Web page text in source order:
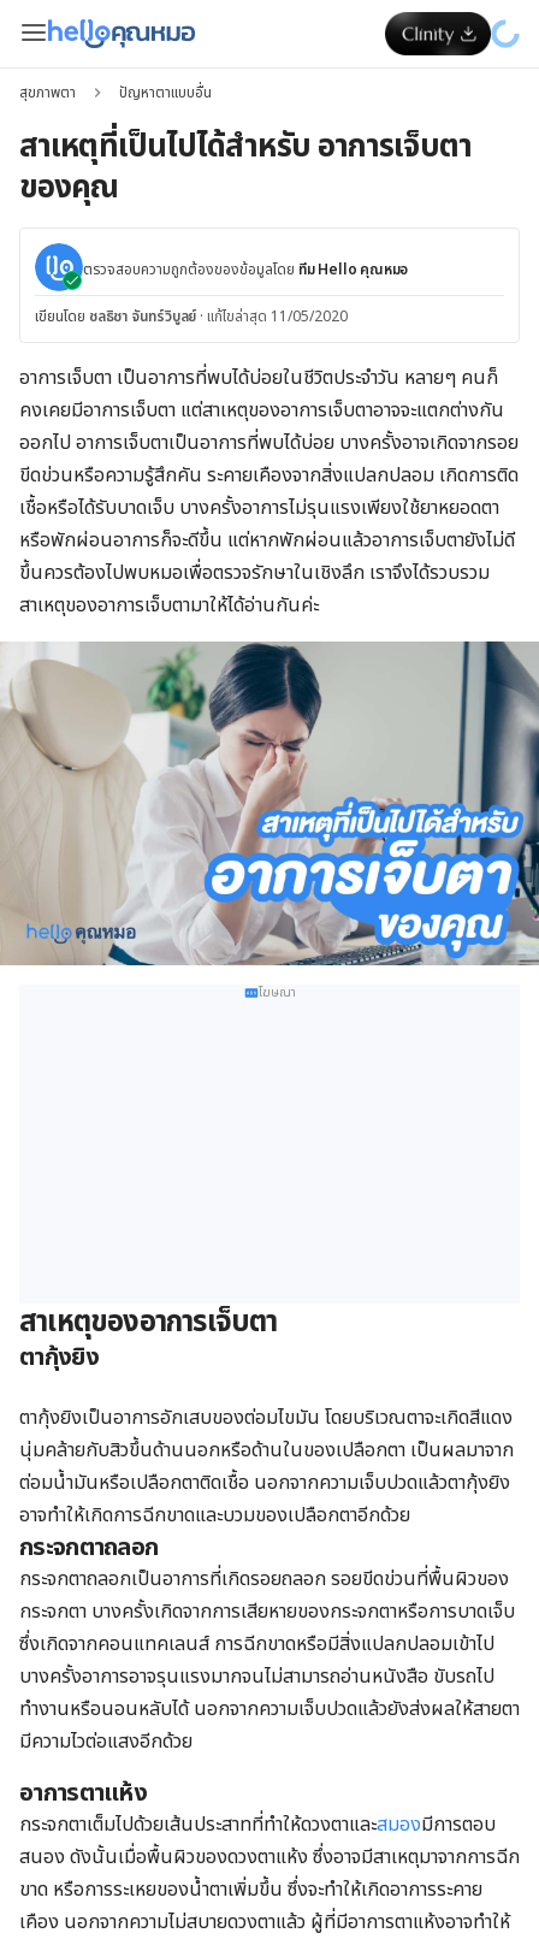
สุขภาพตา ปัญหาตาแบบอื่น
สาเหตุที่เป็นไปได้สำหรับ อาการเจ็บตา
ของคุณ
ตรวจสอบความถูกต้องของข้อมูลโดย ทีม Hello คุณหมอ
เขียนโดย ชลธิชา จันทร์วิบูลย์ · แก้ไขล่าสุด 11/05/2020
อาการเจ็บตา เป็นอาการที่พบได้บ่อยในชีวิตประจำวัน หลายๆ คนก็
คงเคยมีอาการเจ็บตา แต่สาเหตุของอาการเจ็บตาอาจจะแตกต่างกัน
ออกไป อาการเจ็บตาเป็นอาการที่พบได้บ่อย บางครั้งอาจเกิดจากรอย
ขีดข่วนหรือความรู้สึกคัน ระคายเคืองจากสิ่งแปลกปลอม เกิดการติด
เชื้อหรือได้รับบาดเจ็บ บางครั้งอาการไม่รุนแรงเพียงใช้ยาหยอดตา
หรือพักผ่อนอาการก็จะดีขึ้น แต่หากพักผ่อนแล้วอาการเจ็บตายังไม่ดี
ขึ้นควรต้องไปพบหมอเพื่อตรวจรักษาในเชิงลึก เราจึงได้รวบรวม
สาเหตุของอาการเจ็บตามาให้ได้อ่านกันค่ะ
โฆษณา
สาเหตุของอาการเจ็บตา
ตากุ้งยิง
ตากุ้งยิงเป็นอาการอักเสบของต่อมไขมัน โดยบริเวณตาจะเกิดสีแดง
นุ่มคล้ายกับสิวขึ้นด้านนอกหรือด้านในของเปลือกตา เป็นผลมาจาก
ต่อมน้ำมันหรือเปลือกตาติดเชื้อ นอกจากความเจ็บปวดแล้วตากุ้งยิง
อาจทำให้เกิดการฉีกขาดและบวมของเปลือกตาอีกด้วย
กระจกตาถลอก
กระจกตาถลอกเป็นอาการที่เกิดรอยถลอก รอยขีดข่วนที่พื้นผิวของ
กระจกตา บางครั้งเกิดจากการเสียหายของกระจกตาหรือการบาดเจ็บ
ซึ่งเกิดจากคอนแทคเลนส์ การฉีกขาดหรือมีสิ่งแปลกปลอมเข้าไป
บางครั้งอาการอาจรุนแรงมากจนไม่สามารถอ่านหนังสือ ขับรถไป
ทำงานหรือนอนหลับได้ นอกจากความเจ็บปวดแล้วยังส่งผลให้สายตา
มีความไวต่อแสงอีกด้วย
อาการตาแห้ง
กระจกตาเต็มไปด้วยเส้นประสาทที่ทำให้ดวงตาและสมองมีการตอบ
สนอง ดังนั้นเมื่อพื้นผิวของดวงตาแห้ง ซึ่งอาจมีสาเหตุมาจากการฉีก
ขาด หรือการระเหยของน้ำตาเพิ่มขึ้น ซึ่งจะทำให้เกิดอาการระคาย
เคือง นอกจากความไม่สบายดวงตาแล้ว ผู้ที่มีอาการตาแห้งอาจทำให้